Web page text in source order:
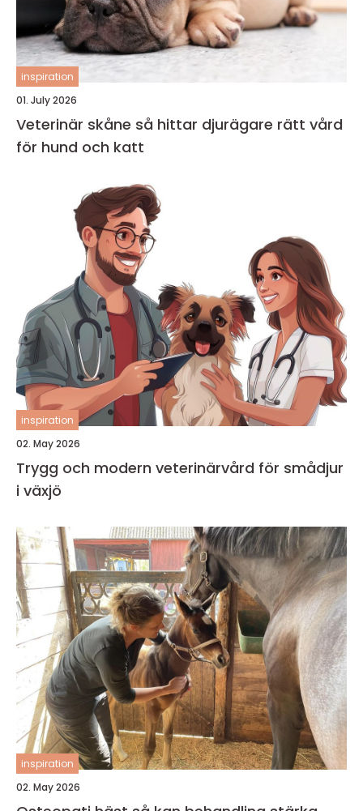
inspiration
01. July 2026
Veterinär skåne så hittar djurägare rätt vård
för hund och katt
inspiration
02. May 2026
Trygg och modern veterinärvård för smådjur
i växjö
inspiration
02. May 2026